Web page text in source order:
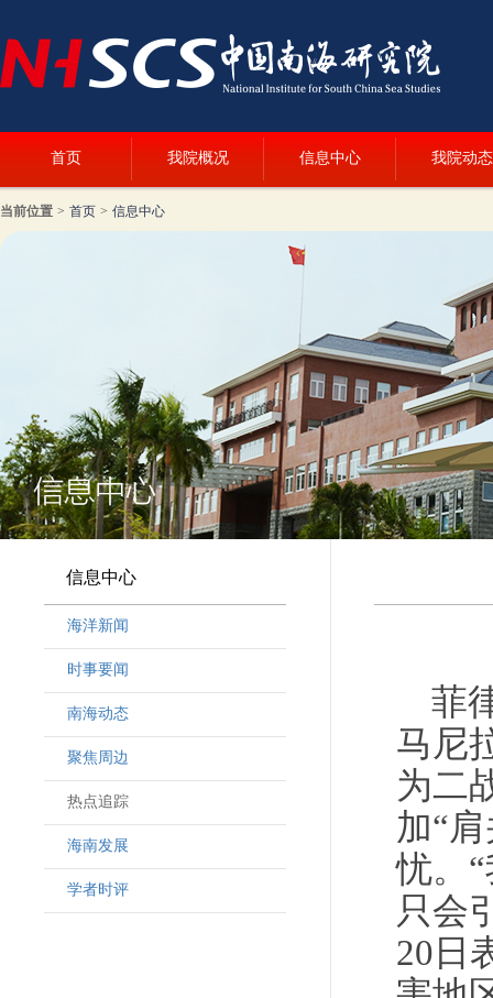
首页 我院概况 信息中心 我院动态
当前位置 > 首页 > 信息中心
信息中心
海洋新闻
时事要闻
南海动态
聚焦周边
热点追踪
海南发展
学者时评
菲
马尼
为二
加“
忧。
只会
20日